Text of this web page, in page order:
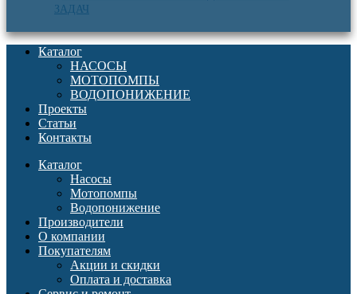
ЗАДАЧ
Каталог
НАСОСЫ
МОТОПОМПЫ
ВОДОПОНИЖЕНИЕ
Проекты
Статьи
Контакты
Каталог
Насосы
Мотопомпы
Водопонижение
Производители
О компании
Покупателям
Акции и скидки
Оплата и доставка